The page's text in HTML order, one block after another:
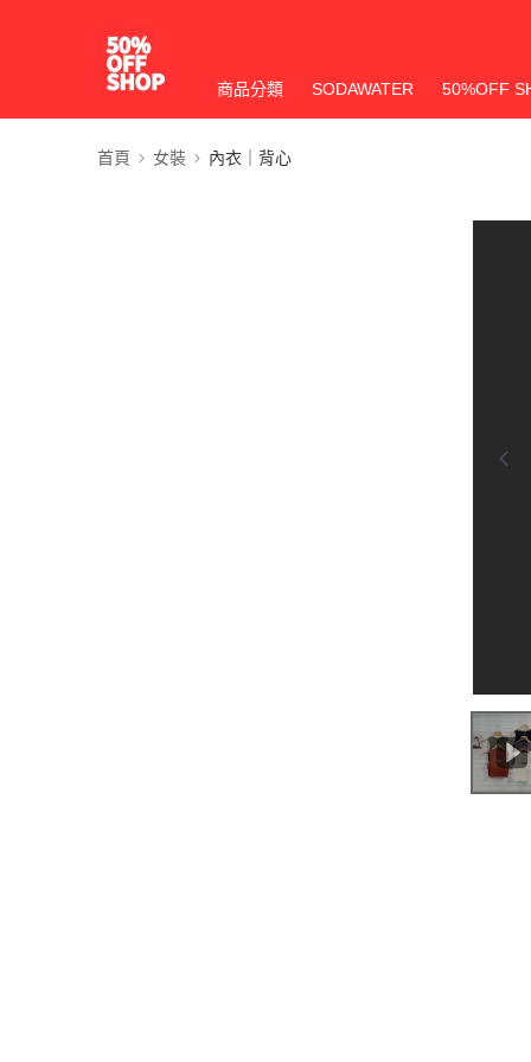
商品分類 SODAWATER 50%OFF
首頁 女裝 內衣｜背心